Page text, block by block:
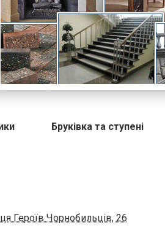
Бруківка та ступені
Героїв Чорнобильців, 26